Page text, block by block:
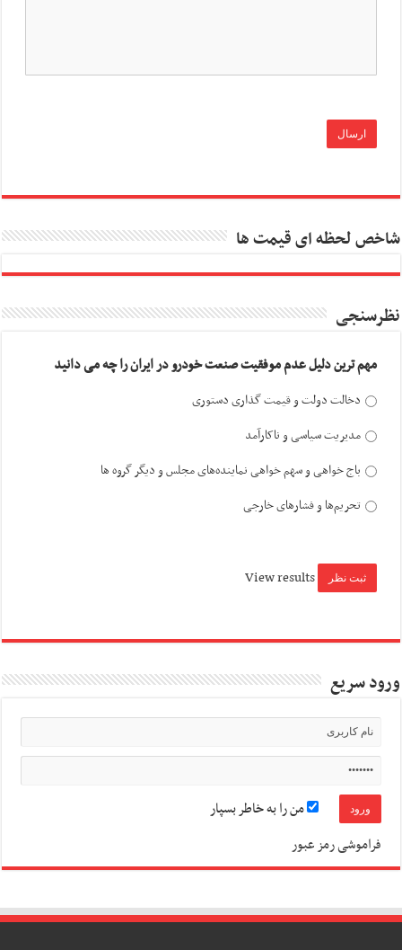
شاخص لحظه ای قیمت ها
نظرسنجی
مهم ترین دلیل عدم موفقیت صنعت خودرو در ایران را چه می دانید
دخالت دولت و قیمت گذاری دستوری
مدیریت سیاسی و ناکارآمد
باج خواهی و سهم خواهی نماینده‌های مجلس و دیگر گروه ها
تحریم‌ها و فشارهای خارجی
View results
ورود سریع
من را به خاطر بسپار
فراموشی رمز عبور